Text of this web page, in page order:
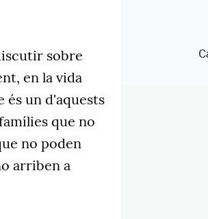
sobre
en la vida
és un d'aquests
que no
no poden
arriben a